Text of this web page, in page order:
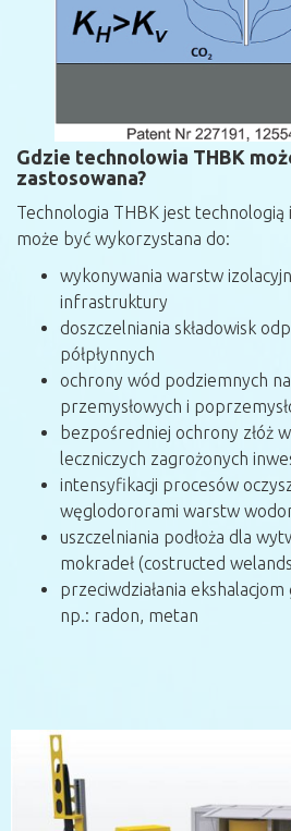
Gdzie technolowia THBK
zastosowana?
Technologia THBK jest technologią
może być wykorzystana do:
wykonywania warstw
infrastruktury
doszczelniania składowisk
półpłynnych
ochrony wód podziemnych
przemysłowych i
bezpośredniej ochrony złóż
leczniczych zagrożonych
intensyfikacji procesów
węglodororami warstw
uszczelniania podłoża dla
mokradeł (costructed
przeciwdziałania
np.: radon, metan